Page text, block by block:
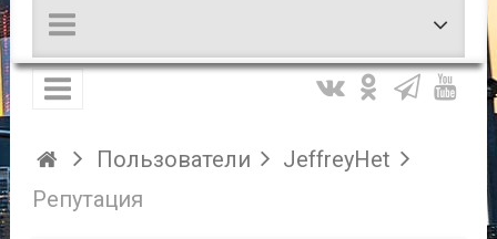
Пользователи
JeffreyHet
Репутация